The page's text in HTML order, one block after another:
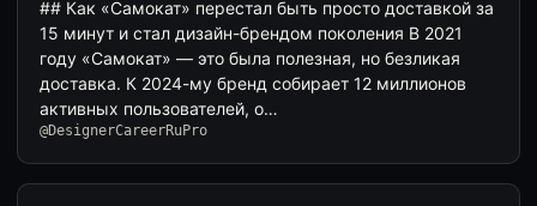
## Как «Самокат» перестал быть просто доставкой за
15 минут и стал дизайн-брендом поколения В 2021
году «Самокат» — это была полезная, но безликая
доставка. К 2024-му бренд собирает 12 миллионов
активных пользователей, о…
@DesignerCareerRuPro